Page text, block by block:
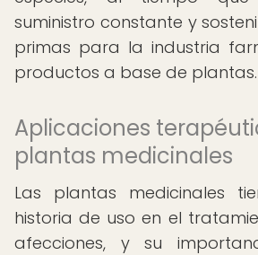
suministro constante y
primas para la industria
productos a base de plantas.
Aplicaciones
plantas medicinales
Las plantas medicinales
historia de uso en el
afecciones, y su